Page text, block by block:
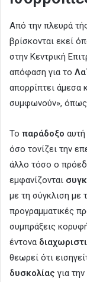
Από την πλευρά
βρίσκονται εκεί
στην Κεντρική
απόφαση για το
απορρίπτει άμεσα
συμφωνούν», όπως
Το παράδοξο αυτή
όσο τονίζει την
άλλο τόσο ο
εμφανίζονται
με τη σύγκλιση με
προγραμματικές
συμπράξεις
έντονα
θεωρεί ότι
δυσκολίας για